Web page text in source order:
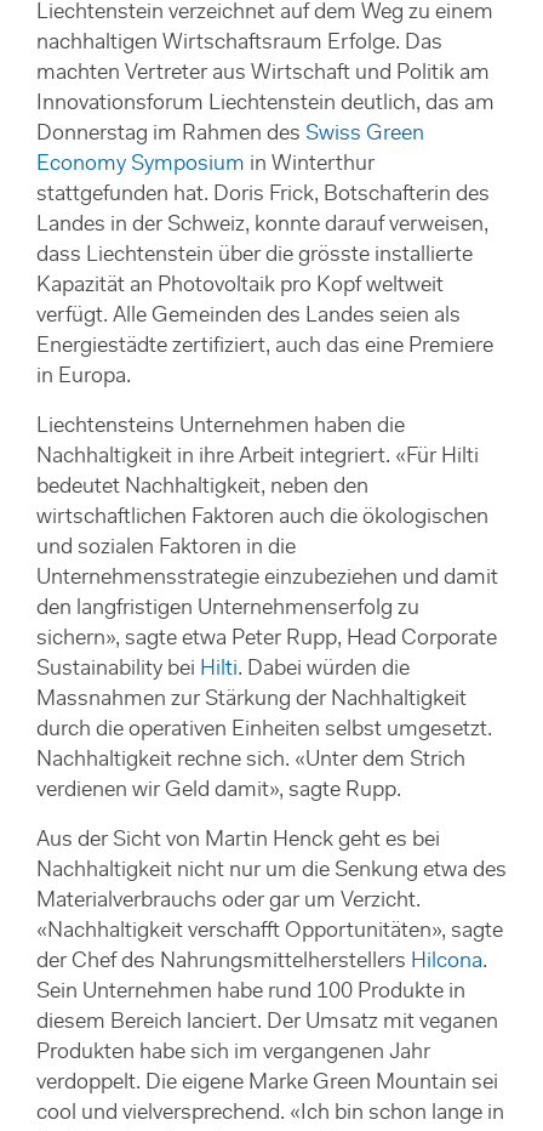
Liechtenstein verzeichnet auf dem Weg zu einem
nachhaltigen Wirtschaftsraum Erfolge. Das
machten Vertreter aus Wirtschaft und Politik am
Innovationsforum Liechtenstein deutlich, das am
Donnerstag im Rahmen des Swiss Green
Economy Symposium in Winterthur
stattgefunden hat. Doris Frick, Botschafterin des
Landes in der Schweiz, konnte darauf verweisen,
dass Liechtenstein über die grösste installierte
Kapazität an Photovoltaik pro Kopf weltweit
verfügt. Alle Gemeinden des Landes seien als
Energiestädte zertifiziert, auch das eine Premiere
in Europa.
Liechtensteins Unternehmen haben die
Nachhaltigkeit in ihre Arbeit integriert. «Für Hilti
bedeutet Nachhaltigkeit, neben den
wirtschaftlichen Faktoren auch die ökologischen
und sozialen Faktoren in die
Unternehmensstrategie einzubeziehen und damit
den langfristigen Unternehmenserfolg zu
sichern», sagte etwa Peter Rupp, Head Corporate
Sustainability bei Hilti. Dabei würden die
Massnahmen zur Stärkung der Nachhaltigkeit
durch die operativen Einheiten selbst umgesetzt.
Nachhaltigkeit rechne sich. «Unter dem Strich
verdienen wir Geld damit», sagte Rupp.
Aus der Sicht von Martin Henck geht es bei
Nachhaltigkeit nicht nur um die Senkung etwa des
Materialverbrauchs oder gar um Verzicht.
«Nachhaltigkeit verschafft Opportunitäten», sagte
der Chef des Nahrungsmittelherstellers Hilcona.
Sein Unternehmen habe rund 100 Produkte in
diesem Bereich lanciert. Der Umsatz mit veganen
Produkten habe sich im vergangenen Jahr
verdoppelt. Die eigene Marke Green Mountain sei
cool und vielversprechend. «Ich bin schon lange in